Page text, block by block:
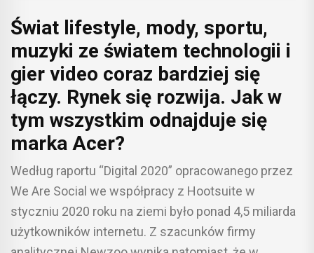
Świat lifestyle, mody, sportu,
muzyki ze światem technologii i
gier video coraz bardziej się
łączy. Rynek się rozwija. Jak w
tym wszystkim odnajduje się
marka Acer?
Według raportu “Digital 2020” opracowanego przez
We Are Social we współpracy z Hootsuite w
styczniu 2020 roku na ziemi było ponad 4,5 miliarda
użytkowników internetu. Z szacunków firmy